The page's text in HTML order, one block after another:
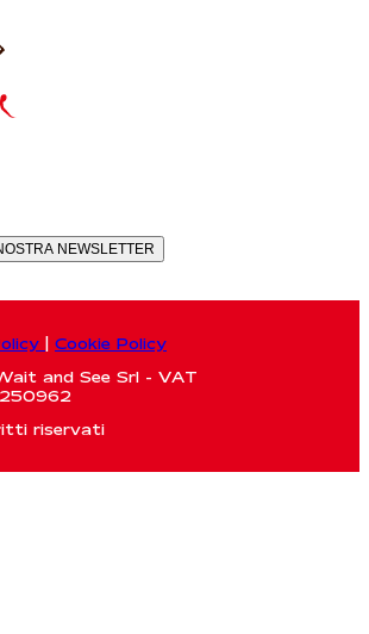
NEWSLETTER
Cookie Policy
and See Srl - VAT
riservati